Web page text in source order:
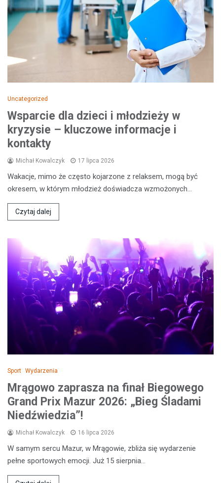
Uncategorized
Wsparcie dla dzieci i młodzieży w
kryzysie – kluczowe informacje i
kontakty
Michał Kowalczyk 17 lipca 2026
Wakacje, mimo że często kojarzone z relaksem, mogą być
okresem, w którym młodzież doświadcza wzmożonych…
Czytaj dalej
Sport Wydarzenia
Mrągowo zaprasza na finał Biegowego
Grand Prix Mazur 2026: „Bieg Śladami
Niedźwiedzia”!
Michał Kowalczyk 16 lipca 2026
W samym sercu Mazur, w Mrągowie, zbliża się wydarzenie
pełne sportowych emocji. Już 15 sierpnia…